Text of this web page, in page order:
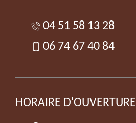
04 51 58 13 28
06 74 67 40 84
HORAIRE D'OUVERTURE